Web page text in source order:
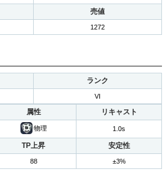
売値
1272
ランク
VI
属性 リキャスト
物理 1.0s
TP上昇 安定性
88 ±3%